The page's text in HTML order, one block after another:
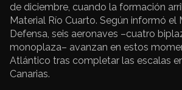
de diciembre, cuando la formación
Material Río Cuarto. Según informó el
Defensa, seis aeronaves –cuatro
monoplaza– avanzan en estos
Atlántico tras completar las escalas
Canarias.